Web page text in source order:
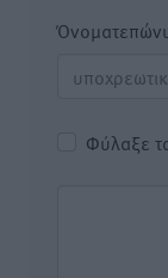
Φύλαξε